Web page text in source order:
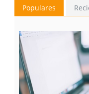
Populares